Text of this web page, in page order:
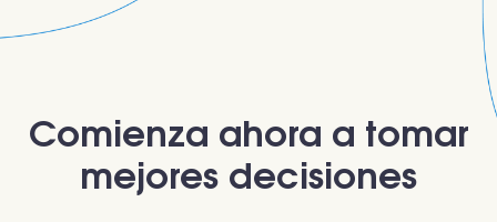
Comienza ahora a tomar
mejores decisiones